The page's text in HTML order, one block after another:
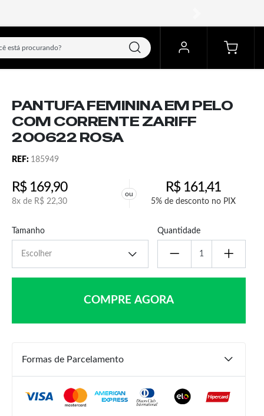
PANTUFA FEMININA EM PELO
COM CORRENTE ZARIFF
200622 ROSA
REF: 185949
R$169,90
8x de R$ 22,30
ou R$161,41
5% de desconto no PIX
Tamanho Quantidade
COMPRE AGORA
Formas de Parcelamento